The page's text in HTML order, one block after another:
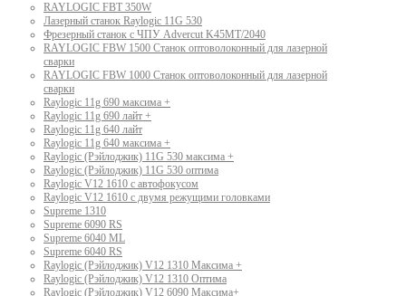
RAYLOGIC FBT 350W
Лазерный станок Raylogic 11G 530
Фрезерный станок с ЧПУ Advercut K45MT/2040
RAYLOGIC FBW 1500 Станок оптоволоконный для лазерной
сварки
RAYLOGIC FBW 1000 Станок оптоволоконный для лазерной
сварки
Raylogic 11g 690 максима +
Raylogic 11g 690 лайт +
Raylogic 11g 640 лайт
Raylogic 11g 640 максима +
Raylogic (Рэйлоджик) 11G 530 максима +
Raylogic (Рэйлоджик) 11G 530 оптима
Raylogic V12 1610 с автофокусом
Raylogic V12 1610 с двумя режущими головками
Supreme 1310
Supreme 6090 RS
Supreme 6040 ML
Supreme 6040 RS
Raylogic (Рэйлоджик) V12 1310 Максима +
Raylogic (Рэйлоджик) V12 1310 Оптима
Raylogic (Рэйлоджик) V12 6090 Максима+